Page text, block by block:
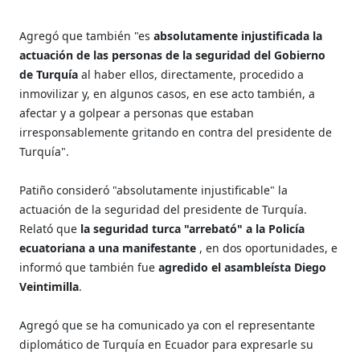
Agregó que también "esabsolutamente injustificada la
actuación de las personas de la seguridad del Gobierno
de Turquía al haber ellos, directamente, procedido a
inmovilizar y, en algunos casos, en ese acto también, a
afectar y a golpear a personas que estaban
irresponsablemente gritando en contra del presidente de
Turquía".
Patiño consideró "absolutamente injustificable" la
actuación de la seguridad del presidente de Turquía.
Relató que la seguridad turca "arrebató" a la Policía
ecuatoriana a una manifestante , en dos oportunidades, e
informó que también fueagredido el asambleísta Diego
Veintimilla.
Agregó que se ha comunicado ya con el representante
diplomático de Turquía en Ecuador para expresarle su